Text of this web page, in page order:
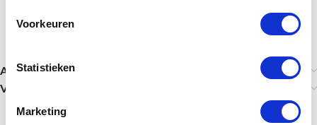
Voorkeuren
Statistieken
Marketing
Aanvullende informatie
Verzending